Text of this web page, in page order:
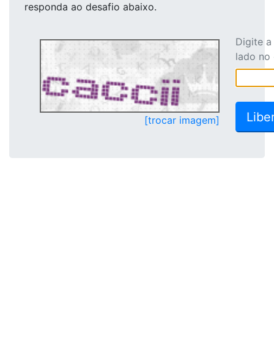
responda ao desafio abaixo.
[trocar imagem]
Digite
lado no